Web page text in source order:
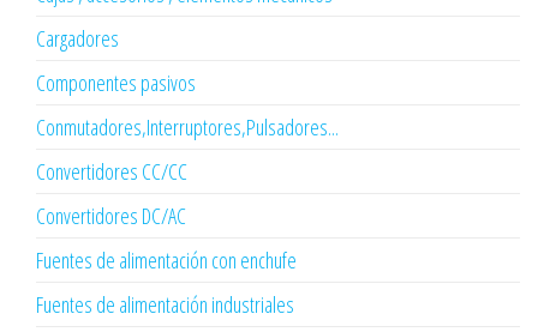
Cargadores
Componentes pasivos
Conmutadores,Interruptores,Pulsadores...
Convertidores CC/CC
Convertidores DC/AC
Fuentes de alimentación con enchufe
Fuentes de alimentación industriales